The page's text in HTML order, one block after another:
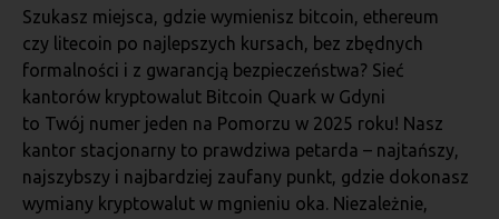
Szukasz miejsca, gdzie wymienisz bitcoin, ethereum
czy litecoin po najlepszych kursach, bez zbędnych
formalności i z gwarancją bezpieczeństwa? Sieć
kantorów kryptowalut Bitcoin Quark w Gdyni
to Twój numer jeden na Pomorzu w 2025 roku! Nasz
kantor stacjonarny to prawdziwa petarda – najtańszy,
najszybszy i najbardziej zaufany punkt, gdzie dokonasz
wymiany kryptowalut w mgnieniu oka. Niezależnie,